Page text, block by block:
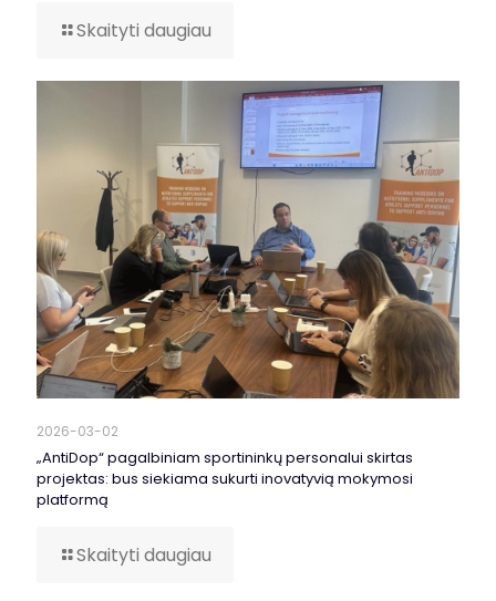
Skaityti daugiau
2026-03-02
„AntiDop“ pagalbiniam sportininkų personalui skirtas
projektas: bus siekiama sukurti inovatyvią mokymosi
platformą
Skaityti daugiau